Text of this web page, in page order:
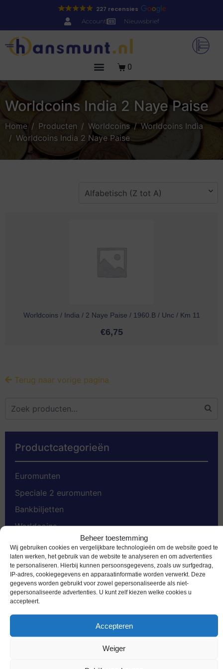
Beheer toestemming
Wij gebruiken cookies en vergelijkbare technologieën om de website goed te
laten werken, het gebruik van de website te analyseren en om advertenties
te personaliseren. Hierbij kunnen persoonsgegevens, zoals uw surfgedrag,
IP-adres, cookiegegevens en apparaatinformatie worden verwerkt. Deze
gegevens worden gebruikt voor zowel gepersonaliseerde als niet-
gepersonaliseerde advertenties. U kunt zelf kiezen welke cookies u
accepteert.
Accepteren
Weiger
227 recensies
Account Nieuwsbrief
0
Worldcoins India 2 Naye Paise
Home Producten Worldcoins
Worldcoins India
Worldcoins India 2 Naye Paise
Worldcoins / India / 2 Naye Paise / 1960.B / Unc / Km 11
€6,75
Terug naar vorige pagina
Productcategorieën
Euromunten
Speciale 2 euromunten
Bankbiljetten
Worldcoins
Nederland Voor 2002
Gold Coins
Dukaten
Penningen